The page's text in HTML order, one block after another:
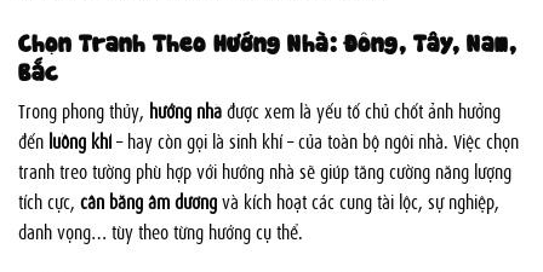
Chọn Tranh Theo Hướng Nhà: Đông, Tây, Nam,
Bắc
Trong phong thủy, hướng nhàđược xem là yếu tố chủ chốt ảnh hưởng
đến luồng khí– hay còn gọi là sinh khí – của toàn bộ ngôi nhà. Việc chọn
tranh treo tường phù hợp với hướng nhà sẽ giúp tăng cường năng lượng
tích cực, cân bằng âm dươngvà kích hoạt các cung tài lộc, sự nghiệp,
danh vọng… tùy theo từng hướng cụ thể.